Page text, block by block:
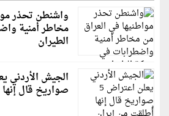
واشنطن تحذر
مخاطر أمنية
الطيران
صواريخ قال